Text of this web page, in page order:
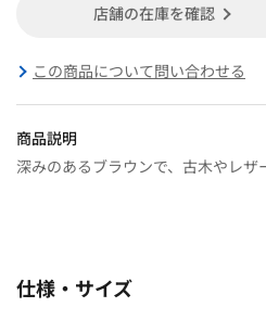
店舗の在庫を確認
この商品について問い合わせる
商品説明
深みのあるブラウンで、古木やレザ
仕様・サイズ